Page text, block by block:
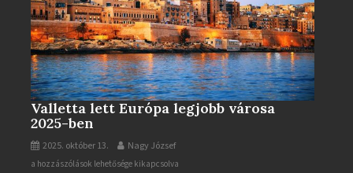
Valletta lett Európa legjobb városa
2025-ben
2025. október 13. Nagy József
Valletta
a hozzászólások lehetősége kikapcsolva